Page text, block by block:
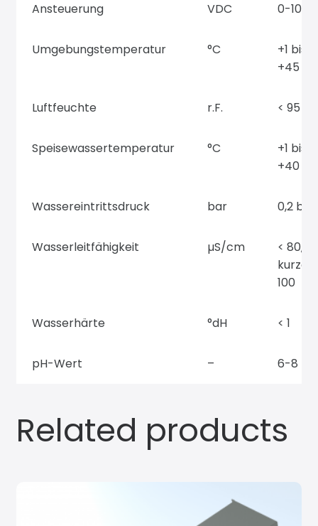
Ansteuerung VDC 0-10
Umgebungstemperatur °C
+1 bis
+45
Luftfeuchte r.F. < 95
Speisewassertemperatur °C
+1 bis
+40
Wassereintrittsdruck bar 0,2 bis
Wasserleitfähigkeit µS/cm
< 80,
100
Wasserhärte °dH < 1
pH-Wert – 6-8
Related products